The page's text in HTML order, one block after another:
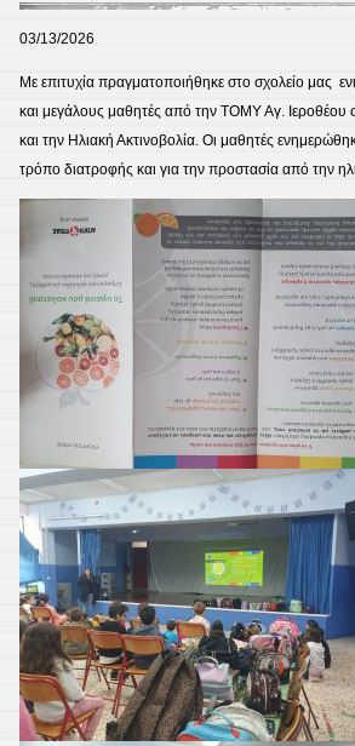
03/13/2026
Με επιτυχία πραγματοποιήθηκε στο σχολείο μας
και μεγάλους μαθητές από την ΤΟΜΥ Αγ. Ιεροθέου
και την Ηλιακή Ακτινοβολία. Οι μαθητές
τρόπο διατροφής και για την προστασία από την